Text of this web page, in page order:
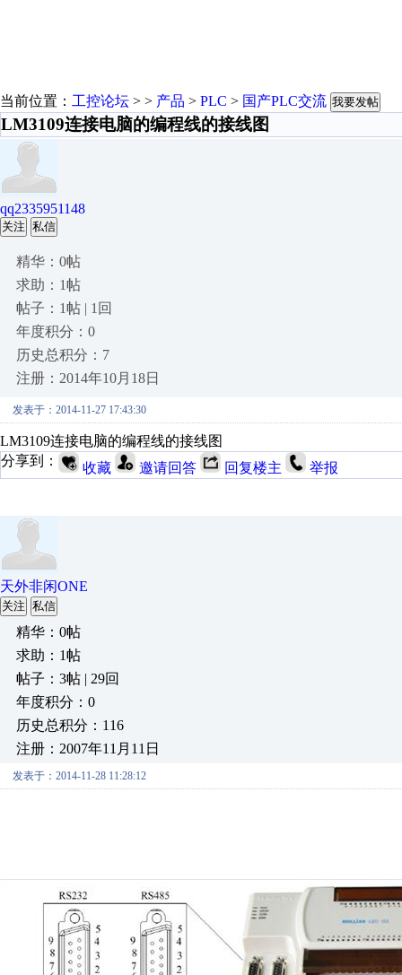
当前位置： 工控论坛 > > 产品 > PLC > 国产PLC交流 我要发帖
LM3109连接电脑的编程线的接线图
qq2335951148
关注 私信
精华：0帖
求助：1帖
帖子：1帖 | 1回
年度积分：0
历史总积分：7
注册：2014年10月18日
发表于：2014-11-27 17:43:30
LM3109连接电脑的编程线的接线图
分享到：
收藏 邀请回答 回复楼主 举报
天外非闲ONE
关注 私信
精华：0帖
求助：1帖
帖子：3帖 | 29回
年度积分：0
历史总积分：116
注册：2007年11月11日
发表于：2014-11-28 11:28:12